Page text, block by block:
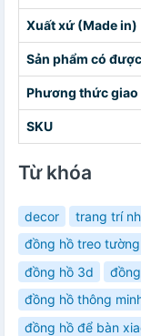
Xuất xứ (Made in)
Sản phẩm có
Phương thức giao
SKU
Từ khóa
decor trang trí
đồng hồ treo
đồng hồ 3d
đồng hồ thông
đồng hồ để bàn